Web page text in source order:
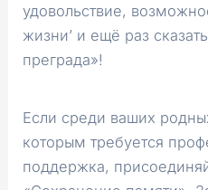
удовольствие,
жизни’ и ещё раз
преграда»!
Если среди ваших
которым требуется
поддержка,